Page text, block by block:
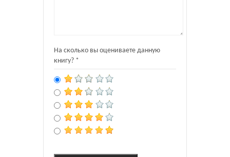
На сколько вы оцениваете данную
книгу? *